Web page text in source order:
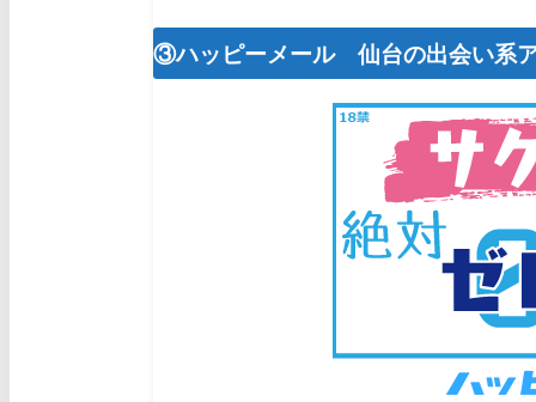
③ハッピーメール 仙台の出会い系